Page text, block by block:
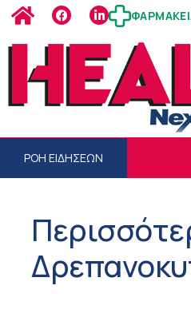
ΡΟΗ ΕΙΔΗΣΕΩΝ